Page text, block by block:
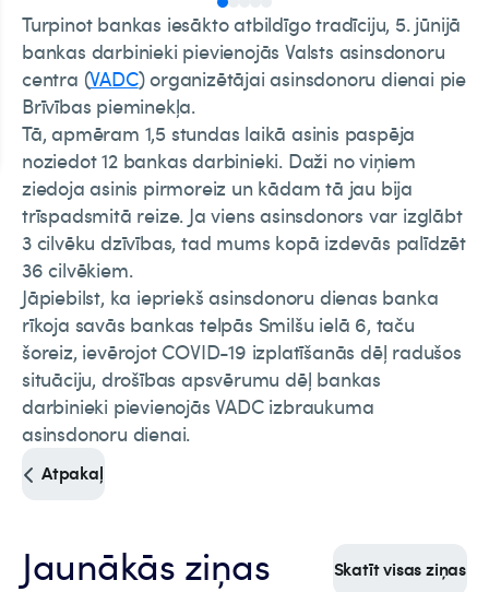
Turpinot bankas iesākto atbildīgo tradīciju, 5. jūnijā
bankas darbinieki pievienojās Valsts asinsdonoru
centra (VADC) organizētājai asinsdonoru dienai pie
Brīvības pieminekļa.
Tā, apmēram 1,5 stundas laikā asinis paspēja
noziedot 12 bankas darbinieki. Daži no viņiem
ziedoja asinis pirmoreiz un kādam tā jau bija
trīspadsmitā reize. Ja viens asinsdonors var izglābt
3 cilvēku dzīvības, tad mums kopā izdevās palīdzēt
36 cilvēkiem.
Jāpiebilst, ka iepriekš asinsdonoru dienas banka
rīkoja savās bankas telpās Smilšu ielā 6, taču
šoreiz, ievērojot COVID-19 izplatīšanās dēļ radušos
situāciju, drošības apsvērumu dēļ bankas
darbinieki pievienojās VADC izbraukuma
asinsdonoru dienai.
Atpakaļ
Jaunākās ziņas Skatīt visas ziņas